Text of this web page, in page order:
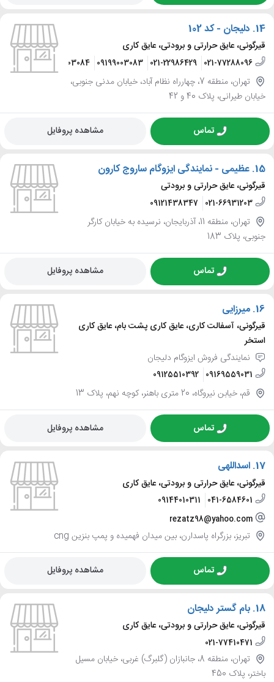
14. دلیجان - کد 102
قیرگونی، عایق حرارتی و برودتی، عایق کاری
021-77288096
021-22986429
09199003083
09199003084
تهران، منطقه 7، چهارراه نظام آباد، خیابان مدنی جنوبی،
خیابان طیرانی، پلاک 40 و 42
تماس مشاهده پروفایل
15. عظیمی - نمایندگی ایزوگام ساروج کارون
قیرگونی، عایق حرارتی و برودتی
021-66931203
09121438347
تهران، منطقه 11، آذربایجان، نرسیده به خیابان کارگر
جنوبی، پلاک 183
تماس مشاهده پروفایل
16. میرزایی
قیرگونی، آسفالت کاری، عایق کاری پشت بام، عایق کاری
استخر
نمایندگی فروش ایزوگام دلیجان
09169559031
09125510392
قم، خیابن نیروگاه، 20 متری باهنر، کوچه نهم، پلاک 13
تماس مشاهده پروفایل
17. اسداللهی
قیرگونی، عایق حرارتی و برودتی، عایق کاری
041-6584601
09144010311
rezatz98@yahoo.com
تبریز، بزرگراه پاسدارن، بین میدان فهمیده و پمپ بنزین cng
تماس مشاهده پروفایل
18. بام گستر دلیجان
قیرگونی، عایق حرارتی و برودتی، عایق کاری
021-77410471
تهران، منطقه 8، جانبازان (گلبرگ) غربی، خیابان مسیل
باختر، پلاک 450